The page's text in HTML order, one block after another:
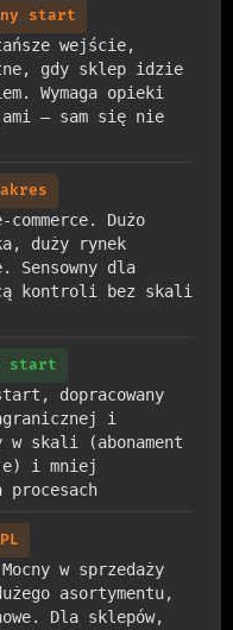
wejście,
gdy sklep idzie
Wymaga opieki
— sam się nie
start
Dużo
duży rynek
Sensowny dla
kontroli bez skali
dopracowany
i
w skali (abonament
i mniej
procesach
start
w sprzedaży
asortymentu,
Dla sklepów,